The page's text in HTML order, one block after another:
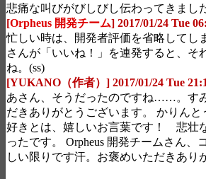
悲痛な叫びがびしびし伝わってきまし
[Orpheus 開発チーム] 2017/01/24 Tue
忙しい時は、開発者評価を省略してし
さんが「いいね！」を連発すると、
ね。(ss)
[YUKANO（作者）] 2017/01/24 Tue
あさん、そうだったのですね……。す
だきありがとうございます。 かりん
好きとは、嬉しいお言葉です！ 悲壮
ったです。 Orpheus 開発チームさん
しい限りです汗。お褒めいただきあり